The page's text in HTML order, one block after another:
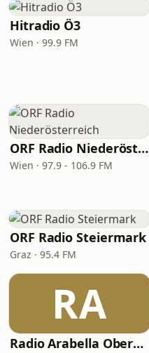
Hitradio Ö3
Wien · 99.9 FM
ORF Radio Niederösterreich
Wien · 97.9 - 106.9 FM
ORF Radio Steiermark
Graz · 95.4 FM
RA
Radio Arabella Oberösterreich